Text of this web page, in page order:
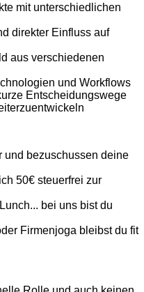
mit unterschiedlichen
direkter Einfluss auf
aus verschiedenen
und Workflows
Entscheidungswege
und bezuschussen deine
50€ steuerfrei zur
bei uns bist du
Firmenjoga bleibst du fit